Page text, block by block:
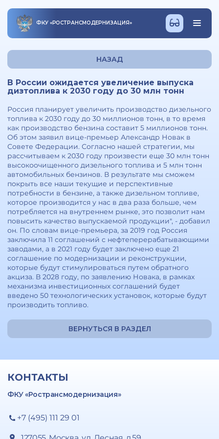
ФКУ «РОСТРАНСМОДЕРНИЗАЦИЯ»
НАЗАД
В России ожидается увеличение выпуска
дизтоплива к 2030 году до 30 млн тонн
Россия планирует увеличить производство дизельного
топлива к 2030 году до 30 миллионов тонн, в то время
как производство бензина составит 5 миллионов тонн.
Об этом заявил вице-премьер Александр Новак в
Совете Федерации. Согласно нашей стратегии, мы
рассчитываем к 2030 году произвести еще 30 млн тонн
высокоочищенного дизельного топлива и 5 млн тонн
автомобильных бензинов. В результате мы сможем
покрыть все наши текущие и перспективные
потребности в бензине, а также дизельном топливе,
которое производится у нас в два раза больше, чем
потребляется на внутреннем рынке, это позволит нам
повысить качество выпускаемой продукции", - добавил
он. По словам вице-премьера, за 2019 год Россия
заключила 11 соглашений с нефтеперерабатывающими
заводами, а в 2021 году будет заключено еще 21
соглашение по модернизации и реконструкции,
которые будут стимулироваться путем обратного
акциза. В 2028 году, по заявлению Новака, в рамках
механизма инвестиционных соглашений будет
введено 50 технологических установок, которые будут
производить топливо.
ВЕРНУТЬСЯ В РАЗДЕЛ
КОНТАКТЫ
ФКУ «Ространсмодернизация»
+7 (495) 111 29 01